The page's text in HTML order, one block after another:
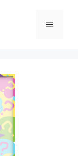
메